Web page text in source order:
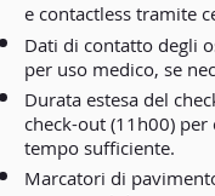
e contactless tramite
Dati di contatto degli
per uso medico, se
Durata estesa del
check-out (11h00) per
tempo sufficiente.
Marcatori di